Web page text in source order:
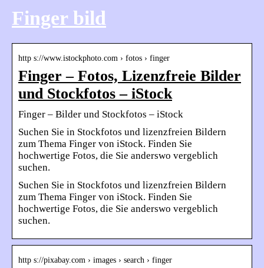
Finger bild
http s://www.istockphoto.com › fotos › finger
Finger – Fotos, Lizenzfreie Bilder
und Stockfotos – iStock
Finger – Bilder und Stockfotos – iStock
Suchen Sie in Stockfotos und lizenzfreien Bildern
zum Thema Finger von iStock. Finden Sie
hochwertige Fotos, die Sie anderswo vergeblich
suchen.
Suchen Sie in Stockfotos und lizenzfreien Bildern
zum Thema Finger von iStock. Finden Sie
hochwertige Fotos, die Sie anderswo vergeblich
suchen.
http s://pixabay.com › images › search › finger